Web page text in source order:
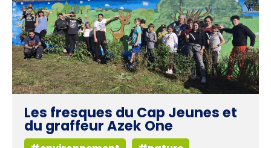
Les fresques du Cap Jeunes et
du graffeur Azek One